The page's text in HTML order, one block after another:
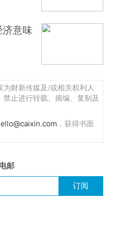
意味
财新传媒及/或相关权利人
止进行转载、摘编、复制及
，获得书面
邮
订阅